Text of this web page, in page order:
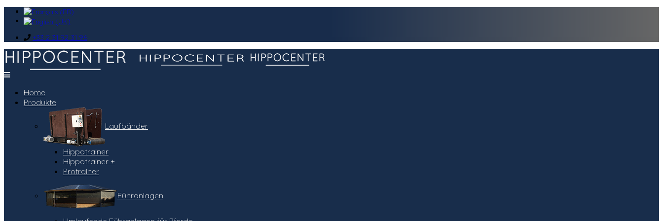
+33 2 31 92 31 96
Home
Produkte
Laufbänder
Hippotrainer
Hippotrainer +
Protrainer
Führanlagen